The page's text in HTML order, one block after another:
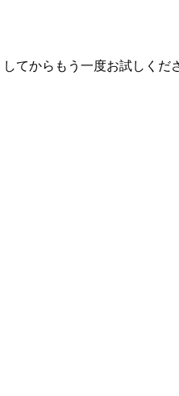
てからもう一度お試しくだ